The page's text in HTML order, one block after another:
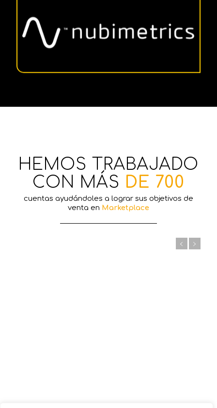
HEMOS TRABAJADO
CON MÁS DE 700
cuentas ayudándoles a lograr sus objetivos de
venta en Marketplace